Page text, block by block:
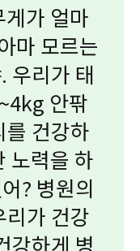
가 얼마
마 모르는
우리가 태
안팎
건강하
노력을 하
? 병원의
가 건강
강하게 병